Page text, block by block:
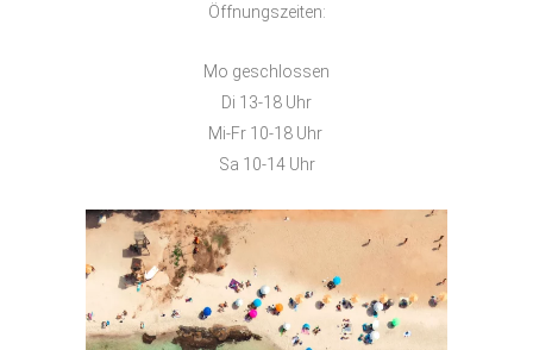
Öffnungszeiten:
Mo geschlossen
Di 13-18 Uhr
Mi-Fr 10-18 Uhr
Sa 10-14 Uhr